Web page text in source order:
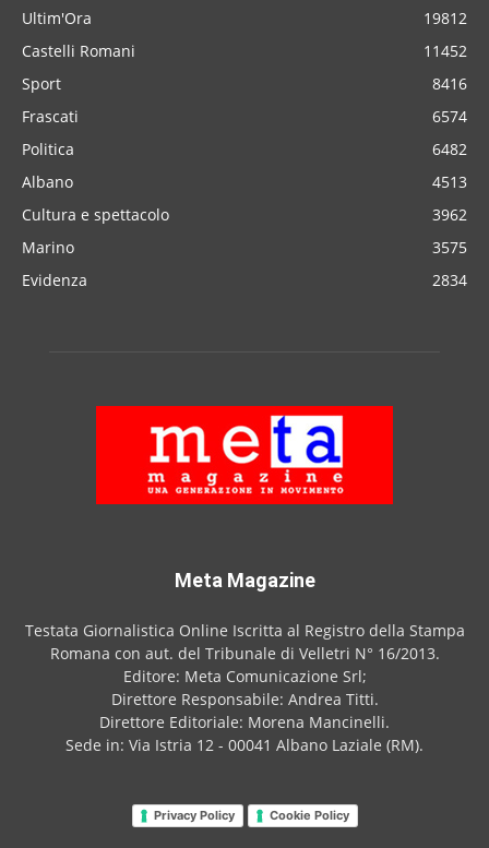
Ultim'Ora
19812
Castelli Romani
11452
Sport
8416
Frascati
6574
Politica
6482
Albano
4513
Cultura e spettacolo
3962
Marino
3575
Evidenza
2834
Meta Magazine
Testata Giornalistica Online Iscritta al Registro della Stampa
Romana con aut. del Tribunale di Velletri N° 16/2013.
Editore: Meta Comunicazione Srl;
Direttore Responsabile: Andrea Titti.
Direttore Editoriale: Morena Mancinelli.
Sede in: Via Istria 12 - 00041 Albano Laziale (RM).
Privacy Policy Cookie Policy